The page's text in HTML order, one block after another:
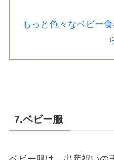
もっと色々なベビー
7.ベビー服